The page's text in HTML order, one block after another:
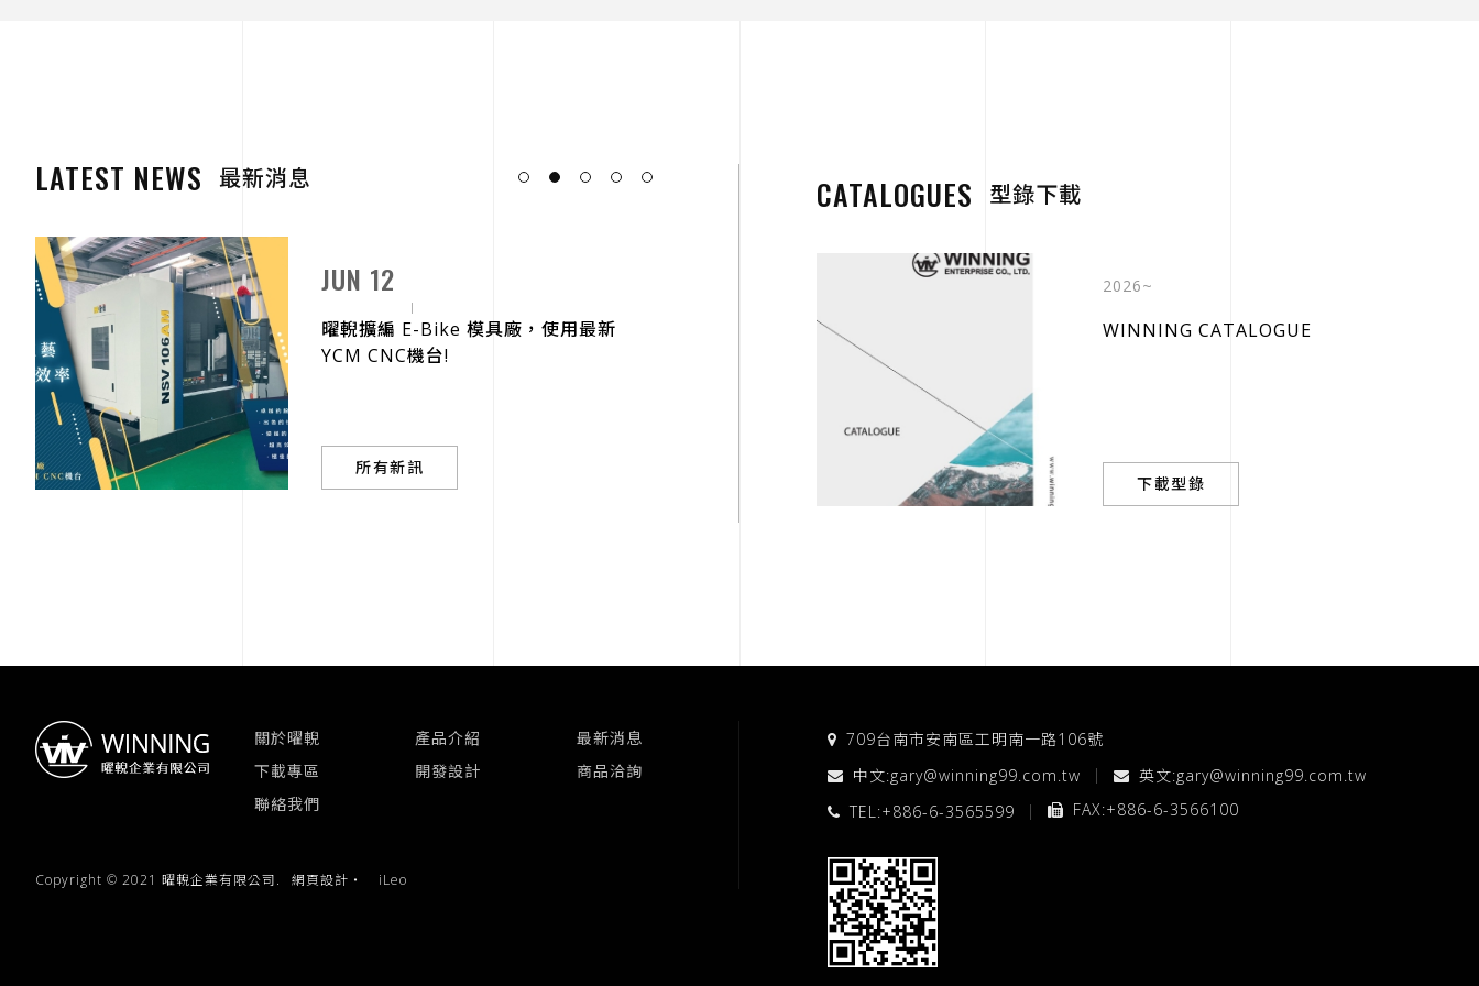
LATEST NEWS 最新消息
MAY 01
2020 購入20台德國阿博格射出機
所有新訊
JUN 17
2019.12 擴大搬遷回總頭寮工業區
所有新訊
CATALOGUES 型錄下載
2026~
WINNING CATALOGUE
下載型錄
關於曜輗 產品介紹
最新消息
下載專區
開發設計
商品洽詢
聯絡我們
Copyright © 2021 曜輗企業有限公司. 網頁設計 ‧ iLeo
709台南市安南區工明南一路106號
中文:gary@winning99.com.tw 英文:gary@winning99.com.tw
TEL:+886-6-3565599 FAX:+886-6-3566100